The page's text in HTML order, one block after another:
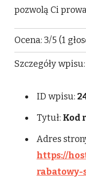
pozwolą Ci
Ocena:3/5 (1
Szczegóły wpisu:
ID wpisu:
Tytuł: Kod
Adres
https://
rabatowy-